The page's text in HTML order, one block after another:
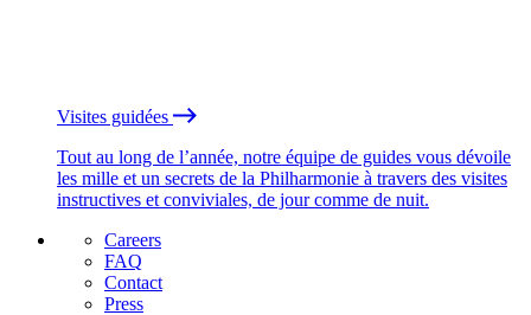
Visites guidées
Tout au long de l’année, notre équipe de guides vous dévoile
les mille et un secrets de la Philharmonie à travers des visites
instructives et conviviales, de jour comme de nuit.
Careers
FAQ
Contact
Press